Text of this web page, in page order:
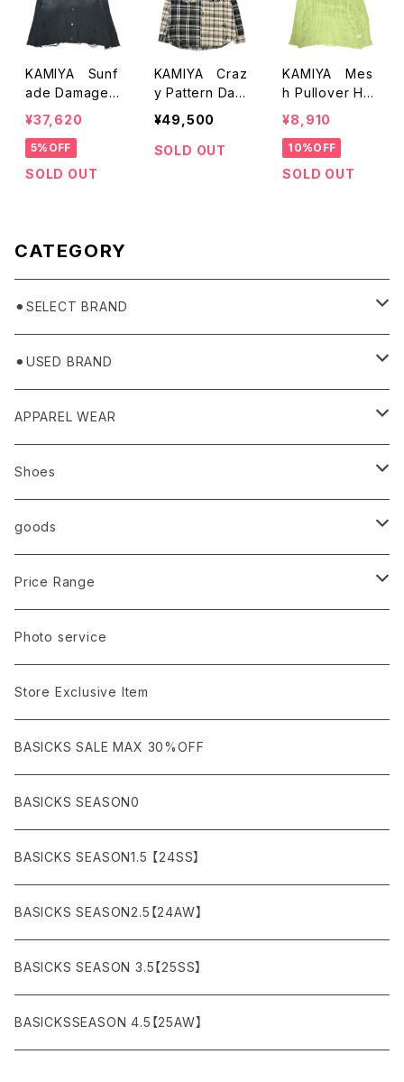
KAMIYA Sunf
ade Damaged
Cardigan
¥37,620
5%OFF
SOLD OUT
KAMIYA Craz
y Pattern Dam
aged Check S
hirts
¥49,500
SOLD OUT
KAMIYA Mes
h Pullover Ho
odie G11HD04
¥8,910
10%OFF
SOLD OUT
CATEGORY
⚫︎SELECT BRAND
BASICKS
HUMMEL 00
⚫︎USED BRAND
Domestic
Ancellm
AURALEE
AMBUSH
ANCHOR
asics
Import
ANN DEMEULEMEESTER
ARMANI / EXCHANGE / JEANS
A.P.C
agnes b
ARC'TERYX
APPAREL WEAR
TOPS
T-SHIRTS (Tシャツ）
LSV (長袖Tシャツ）
KNIT (ニット)/CARDIGAN(カーディガン)
VEST(ベスト）
OUTER
BLOUSON (ブルゾン）
JACKET (ジャケット)
BOTTOMS
DENIM (デニム)
CARGO (カーゴ)
SLACKS (スラックス)
SHORTS (ショーツ)
Shoes
Sneaker
Leather shoes
Sandals
Boots
goods
Eye wear
Cap/Hat
Bag / Wallet
Watch
Interior
Figure/etc...
Accessory
Necklace
Bracelet
Price Range
¥1,000〜¥5,000
¥5,000〜¥10,000
¥10,000〜¥30,000
¥30,000〜¥50,000
¥50,000〜¥100,000
¥100,000〜¥150,000
¥150,000〜
Photo service
Store Exclusive Item
BASICKS SALE MAX 30%OFF
BASICKS SEASON0
BASICKS SEASON1.5 【24SS】
BASICKS SEASON2.5【24AW】
BASICKS SEASON 3.5【25SS】
BASICKSSEASON 4.5【25AW】